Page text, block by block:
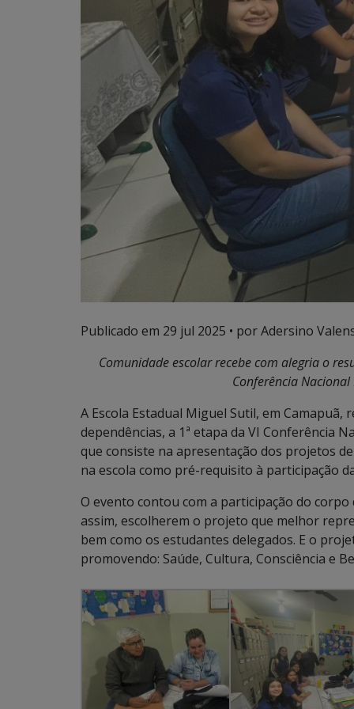
Publicado em 29 jul 2025 • por Adersino
Comunidade escolar recebe com alegria o
Conferência
A Escola Estadual Miguel Sutil, em Camapuã,
dependências, a 1ª etapa da VI Conferência
que consiste na apresentação dos projetos
na escola como pré-requisito à participação
O evento contou com a participação do
assim, escolherem o projeto que melhor
bem como os estudantes delegados. E o
promovendo: Saúde, Cultura, Consciência e